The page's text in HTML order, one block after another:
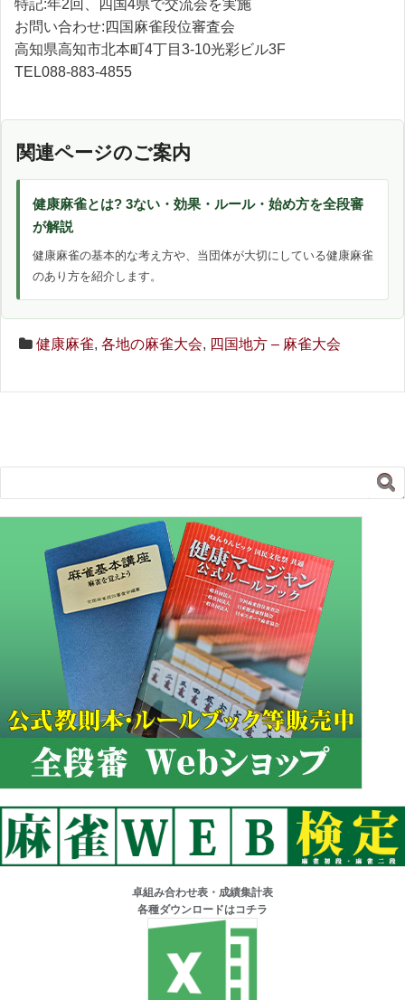
特記:年2回、四国4県で交流会を実施
お問い合わせ:四国麻雀段位審査会
高知県高知市北本町4丁目3-10光彩ビル3F
TEL088-883-4855
関連ページのご案内
健康麻雀とは? 3ない・効果・ルール・始め方を全段審
が解説
健康麻雀の基本的な考え方や、当団体が大切にしている健康麻雀
のあり方を紹介します。
健康麻雀, 各地の麻雀大会, 四国地方 – 麻雀大会

卓組み合わせ表・成績集計表
各種ダウンロードはコチラ